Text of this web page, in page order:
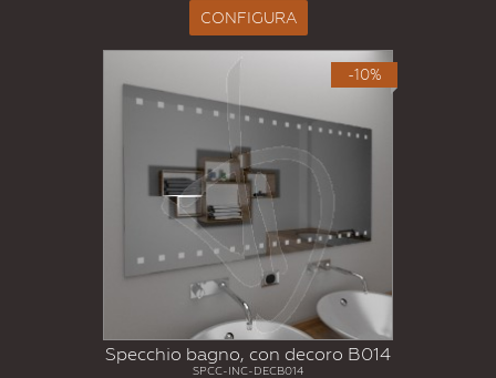
CONFIGURA
-10%
Specchio bagno, con decoro B014
SPCC-INC-DECB014